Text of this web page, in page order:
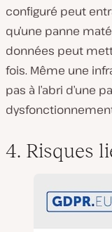
configuré peut
qu’une panne
données peut
fois. Même une
pas à l’abri d’une
4. Risques